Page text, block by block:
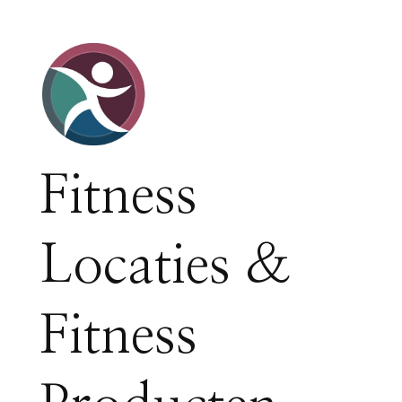
Fitness
Locaties &
Fitness